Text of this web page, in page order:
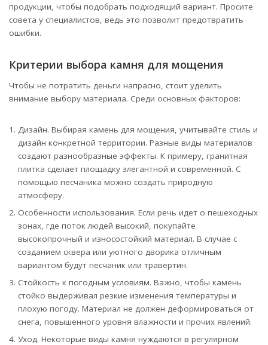
продукции, чтобы подобрать подходящий вариант. Просите
совета у специалистов, ведь это позволит предотвратить
ошибки.
Критерии выбора камня для мощения
Чтобы не потратить деньги напрасно, стоит уделить
внимание выбору материала. Среди основных факторов:
Дизайн. Выбирая камень для мощения, учитывайте стиль и
дизайн конкретной территории. Разные виды материалов
создают разнообразные эффекты. К примеру, гранитная
плитка сделает площадку элегантной и современной. С
помощью песчаника можно создать природную
атмосферу.
Особенности использования. Если речь идет о пешеходных
зонах, где поток людей высокий, покупайте
высокопрочный и износостойкий материал. В случае с
созданием сквера или уютного дворика отличным
вариантом будут песчаник или травертин.
Стойкость к погодным условиям. Важно, чтобы камень
стойко выдерживал резкие изменения температуры и
плохую погоду. Материал не должен деформироваться от
снега, повышенного уровня влажности и прочих явлений.
Уход. Некоторые виды камня нуждаются в регулярном